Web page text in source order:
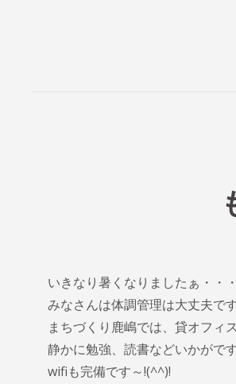
いきなり暑くなりましたぁ・・
みなさんは体調管理は大丈夫で
まちづくり鹿嶋では、貸オフィ
静かに勉強、読書などいかがで
wifiも完備です～!(^^)!